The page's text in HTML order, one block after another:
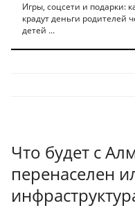
Игры, соцсети и подарки:
крадут деньги родителей
детей ...
Что будет с
перенаселен